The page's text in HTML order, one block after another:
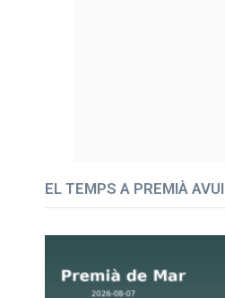
EL TEMPS A PREMIÀ AVUI